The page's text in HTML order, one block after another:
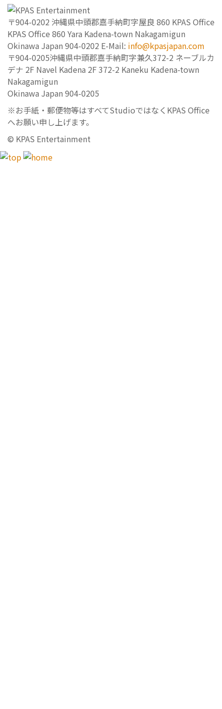
〒904-0202 沖縄県中頭郡嘉手納町字屋良 860 KPAS Office
KPAS Office 860 Yara Kadena-town Nakagamigun
Okinawa Japan 904-0202 E-Mail: info@kpasjapan.com
〒904-0205沖縄県中頭郡嘉手納町字兼久372-2 ネーブルカ
デナ 2F Navel Kadena 2F 372-2 Kaneku Kadena-town
Nakagamigun
Okinawa Japan 904-0205
※お手紙・郵便物等はすべてStudioではなくKPAS Office
へお願い申し上げます。
© KPAS Entertainment